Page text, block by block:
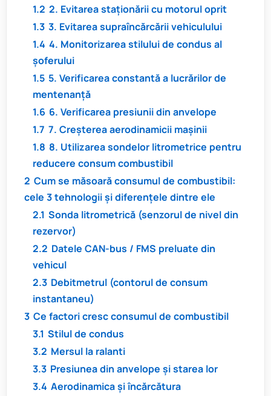
1.2 2. Evitarea staționării cu motorul oprit
1.3 3. Evitarea supraîncărcării vehiculului
1.4 4. Monitorizarea stilului de condus al
șoferului
1.5 5. Verificarea constantă a lucrărilor de
mentenanță
1.6 6. Verificarea presiunii din anvelope
1.7 7. Creșterea aerodinamicii mașinii
1.8 8. Utilizarea sondelor litrometrice pentru
reducere consum combustibil
2 Cum se măsoară consumul de combustibil:
cele 3 tehnologii și diferențele dintre ele
2.1 Sonda litrometrică (senzorul de nivel din
rezervor)
2.2 Datele CAN-bus / FMS preluate din
vehicul
2.3 Debitmetrul (contorul de consum
instantaneu)
3 Ce factori cresc consumul de combustibil
3.1 Stilul de condus
3.2 Mersul la ralanti
3.3 Presiunea din anvelope și starea lor
3.4 Aerodinamica și încărcătura